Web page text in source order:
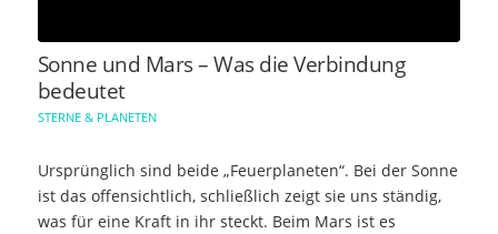
Sonne und Mars – Was die Verbindung
bedeutet
STERNE & PLANETEN
Ursprünglich sind beide „Feuerplaneten“. Bei der Sonne
ist das offensichtlich, schließlich zeigt sie uns ständig,
was für eine Kraft in ihr steckt. Beim Mars ist es